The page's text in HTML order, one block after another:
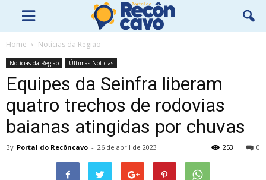
Home Notícias da Região
Notícias da Região Últimas Notícias
Equipes da Seinfra liberam
quatro trechos de rodovias
baianas atingidas por chuvas
By Portal do Recôncavo - 26 de abril de 2023 0
253